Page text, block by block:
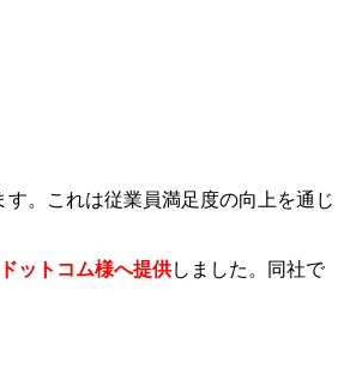
。これは従業員満足度の向上を通じ
ットコム様へ提供しました。同社で